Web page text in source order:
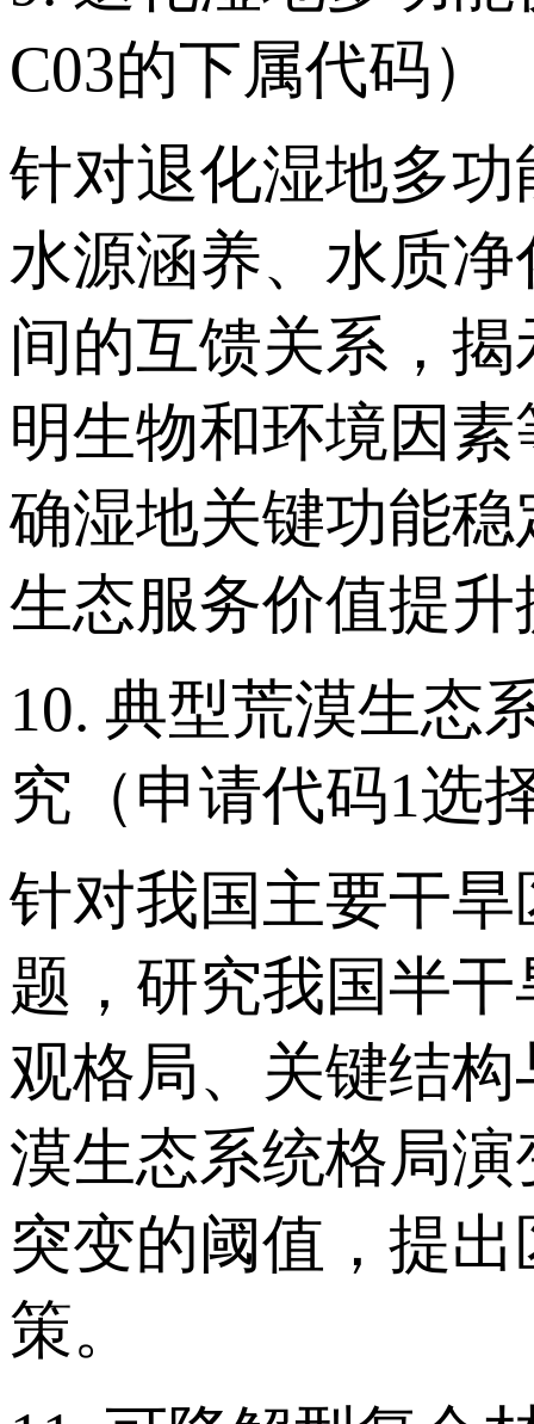
C03的下属代码）
针对退化湿地多
水源涵养、水质
间的互馈关系，
明生物和环境因
确湿地关键功能
生态服务价值提
10. 典型荒漠生态
究（申请代码1选
针对我国主要干
题，研究我国半
观格局、关键结
漠生态系统格局
突变的阈值，提
策。